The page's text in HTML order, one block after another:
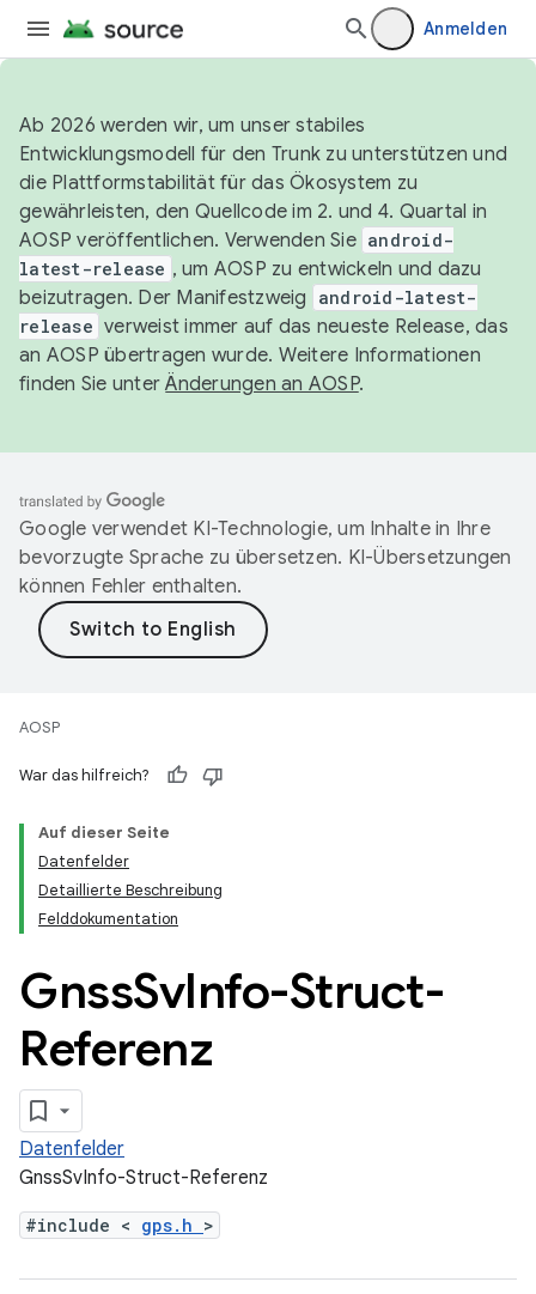
Anmelden
Ab 2026 werden wir, um unser stabiles
Entwicklungsmodell für den Trunk zu unterstützen und
die Plattformstabilität für das Ökosystem zu
gewährleisten, den Quellcode im 2. und 4. Quartal in
AOSP veröffentlichen. Verwenden Sie android-
latest-release , um AOSP zu entwickeln und dazu
beizutragen. Der Manifestzweig
android-latest-
release verweist immer auf das neueste Release, das
an AOSP übertragen wurde. Weitere Informationen
finden Sie unterÄnderungen an AOSP.
Google verwendet KI-Technologie, um Inhalte in Ihre
bevorzugte Sprache zu übersetzen. KI-Übersetzungen
können Fehler enthalten.
AOSP
War das hilfreich?
Auf dieser Seite
Datenfelder
Detaillierte Beschreibung
Felddokumentation
GnssSvInfo-Struct-
Referenz
Datenfelder
GnssSvInfo-Struct-Referenz
#include < gps.h >